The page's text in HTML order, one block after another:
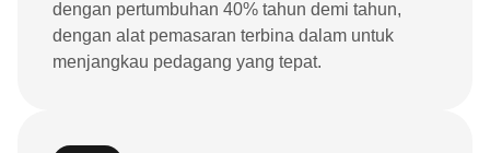
dengan pertumbuhan 40% tahun demi tahun,
dengan alat pemasaran terbina dalam untuk
menjangkau pedagang yang tepat.